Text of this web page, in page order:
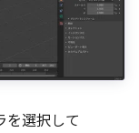
を選択して